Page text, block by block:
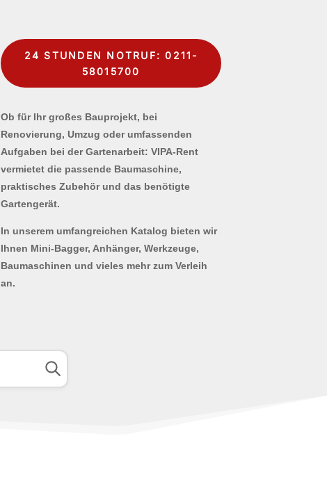
24 STUNDEN NOTRUF: 0211-
58015700
Ob für Ihr großes Bauprojekt, bei
Renovierung, Umzug oder umfassenden
Aufgaben bei der Gartenarbeit: VIPA-Rent
vermietet die passende Baumaschine,
praktisches Zubehör und das benötigte
Gartengerät.
In unserem umfangreichen Katalog bieten wir
Ihnen Mini-Bagger, Anhänger, Werkzeuge,
Baumaschinen und vieles mehr zum Verleih
an.